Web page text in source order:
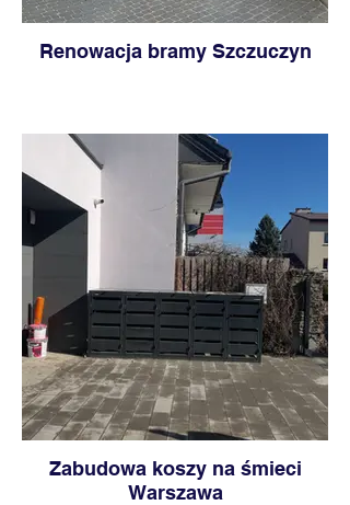
Renowacja bramy Szczuczyn
Zabudowa koszy na śmieci
Warszawa